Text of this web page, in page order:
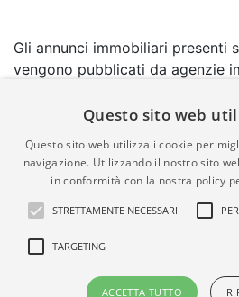
Gli annunci immobiliari presenti
vengono pubblicati da agenzie
comporta l'approvazione o
garanzia da parte di
quindi non è responsabile della
correttezza, della completezza,
materia di privacy e/o di alcun
suddetti annunci.
© Copyright 2007 - 2026
Questo sito web
Questo sito web utilizza i cookie per
navigazione. Utilizzando il nostro sito
in conformità con la nostra policy
STRETTAMENTE NECESSARI
TARGETING
ACCETTA TUTTO